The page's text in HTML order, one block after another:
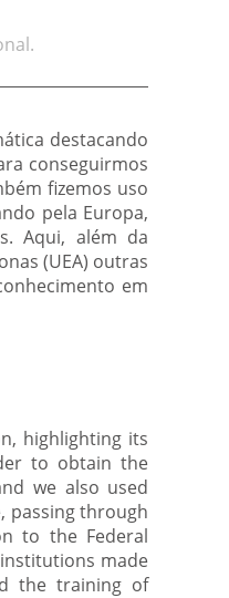
destacando
conseguirmos
fizemos uso
pela Europa,
Aqui, além da
(UEA) outras
em
highlighting its
to obtain the
we also used
passing through
to the Federal
made
the training of